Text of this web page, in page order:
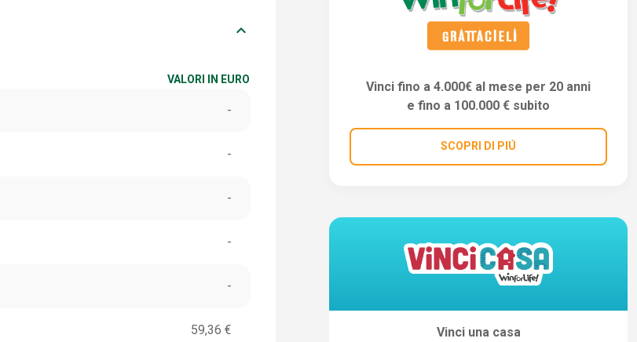
keyboard_arrow_down
VALORI IN EURO
-
-
-
-
-
59,36 €
Vinci fino a 4.000€ al mese per 20 anni
e fino a 100.000 € subito
SCOPRI DI PIÚ
Vinci una casa